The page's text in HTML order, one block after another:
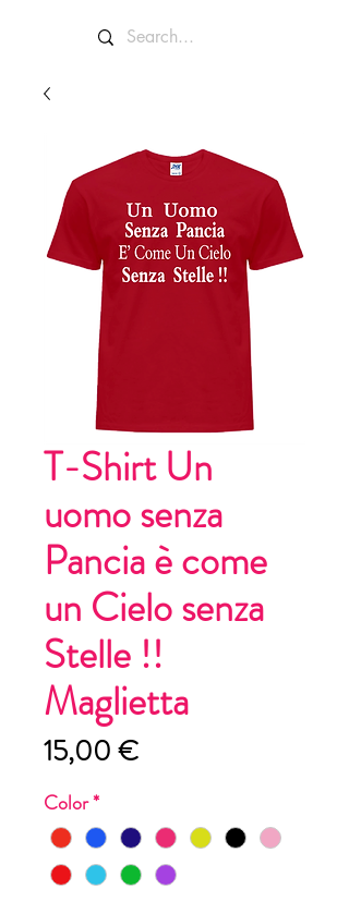
T-Shirt Un
uomo senza
Pancia è come
un Cielo senza
Stelle !!
Maglietta
15,00 €Preis
Color*